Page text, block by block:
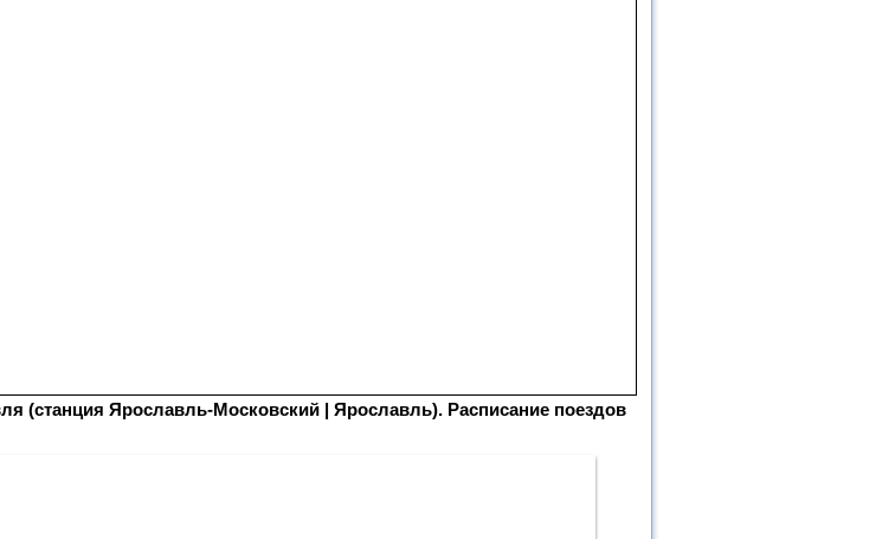
(станция Ярославль-Московский | Ярославль). Расписание поездов